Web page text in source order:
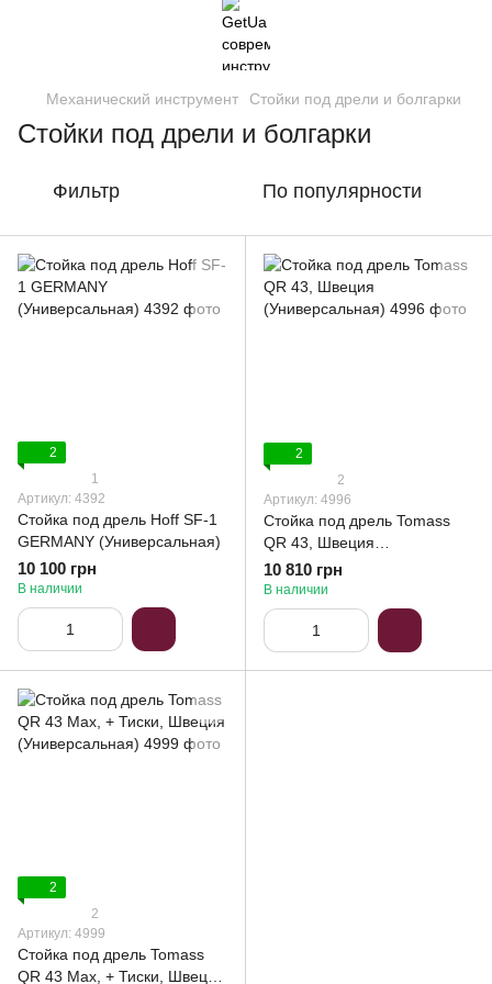
Механический инструмент Стойки под дрели и болгарки
Стойки под дрели и болгарки
Фильтр По популярности
2
1
Артикул: 4392
Стойка под дрель Hoff SF-1
GERMANY (Универсальная)
10 100 грн
В наличии
2
2
Артикул: 4996
Стойка под дрель Tomass
QR 43, Швеция
(Универсальная)
10 810 грн
В наличии
2
2
Артикул: 4999
Стойка под дрель Tomass
QR 43 Max, + Тиски, Швеция